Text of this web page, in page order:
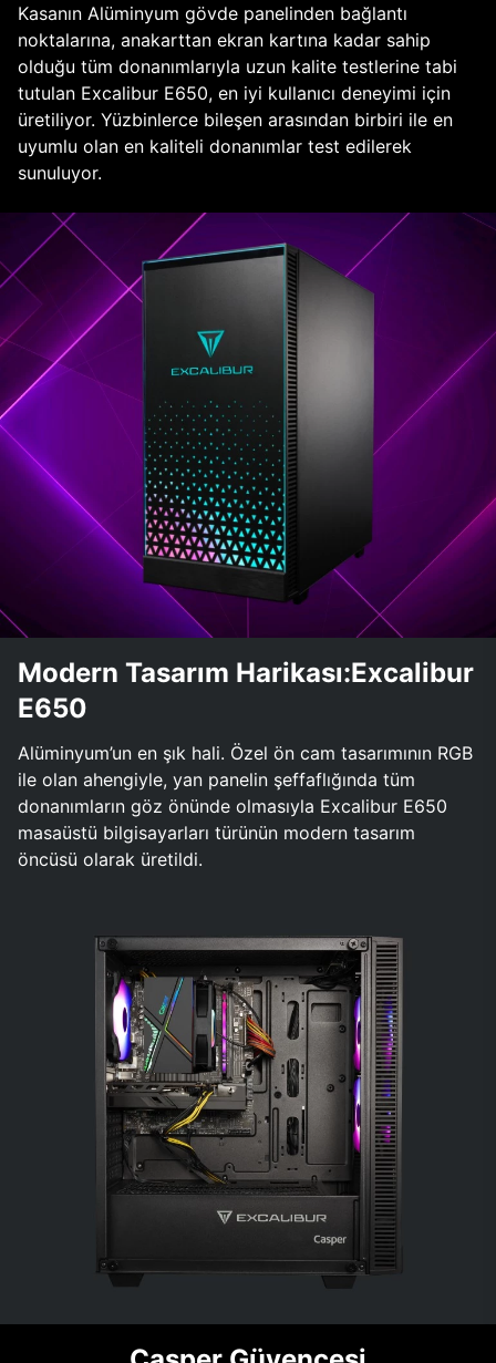
Kasanın Alüminyum gövde panelinden bağlantı
noktalarına, anakarttan ekran kartına kadar sahip
olduğu tüm donanımlarıyla uzun kalite testlerine tabi
tutulan Excalibur E650, en iyi kullanıcı deneyimi için
üretiliyor. Yüzbinlerce bileşen arasından birbiri ile en
uyumlu olan en kaliteli donanımlar test edilerek
sunuluyor.
Modern Tasarım Harikası:Excalibur
E650
Alüminyum’un en şık hali. Özel ön cam tasarımının RGB
ile olan ahengiyle, yan panelin şeffaflığında tüm
donanımların göz önünde olmasıyla Excalibur E650
masaüstü bilgisayarları türünün modern tasarım
öncüsü olarak üretildi.